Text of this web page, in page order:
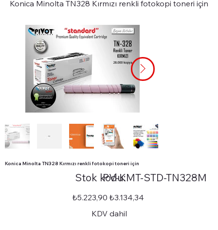
Konica Minolta TN328 Kırmızı renkli fotokopi toneri için
Konica Minolta TN328 Kırmızı renkli fotokopi toneri için
Stok kodu:
kodu:
STD-
TN328M
PV-KMT-STD-TN328M
Orijinal
fiyat
₺5.223,90 İndirimli
fiyat
₺3.134,34
KDV dahil